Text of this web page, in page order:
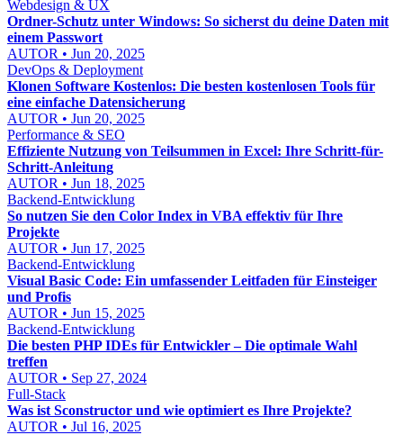
Webdesign & UX
Ordner-Schutz unter Windows: So sicherst du deine Daten mit
einem Passwort
AUTOR • Jun 20, 2025
DevOps & Deployment
Klonen Software Kostenlos: Die besten kostenlosen Tools für
eine einfache Datensicherung
AUTOR • Jun 20, 2025
Performance & SEO
Effiziente Nutzung von Teilsummen in Excel: Ihre Schritt-für-
Schritt-Anleitung
AUTOR • Jun 18, 2025
Backend-Entwicklung
So nutzen Sie den Color Index in VBA effektiv für Ihre
Projekte
AUTOR • Jun 17, 2025
Backend-Entwicklung
Visual Basic Code: Ein umfassender Leitfaden für Einsteiger
und Profis
AUTOR • Jun 15, 2025
Backend-Entwicklung
Die besten PHP IDEs für Entwickler – Die optimale Wahl
treffen
AUTOR • Sep 27, 2024
Full-Stack
Was ist Sconstructor und wie optimiert es Ihre Projekte?
AUTOR • Jul 16, 2025